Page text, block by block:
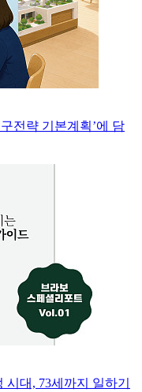
전략 기본계획’에 담
시대, 73세까지 일하기